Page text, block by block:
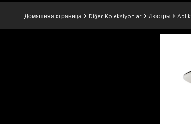
Домашняя страница Diğer Koleksiyonlar Люстры Aplik